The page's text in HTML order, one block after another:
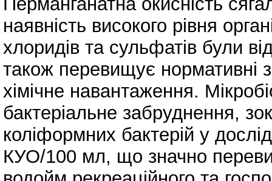
наявність високого рівня
хлоридів та сульфатів були
також перевищує нормативні
хімічне навантаження.
бактеріальне забруднення,
коліформних бактерій у
КУО/100 мл, що значно